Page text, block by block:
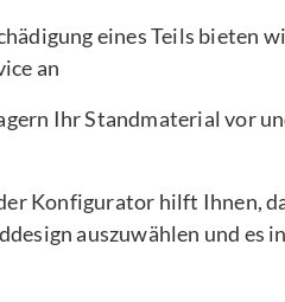
eines Teils bieten
an
Ihr Standmaterial vor
Konfigurator hilft Ihnen,
auszuwählen und es